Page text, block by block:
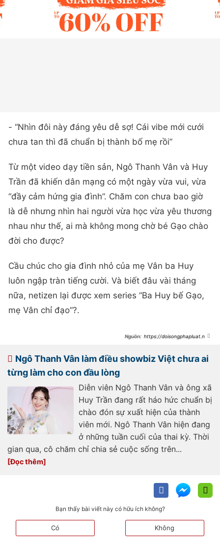
- “Nhìn đôi này đáng yêu dễ sợ! Cái vibe mới cưới
chưa tan thì đã chuẩn bị thành bố mẹ rồi”
Từ một video dạy tiền sản, Ngô Thanh Vân và Huy
Trần đã khiến dân mạng có một ngày vừa vui, vừa
“đầy cảm hứng gia đình”. Chăm con chưa bao giờ
là dễ nhưng nhìn hai người vừa học vừa yêu thương
nhau như thế, ai mà không mong chờ bé Gạo chào
đời cho được?
Cầu chúc cho gia đình nhỏ của mẹ Vân ba Huy
luôn ngập tràn tiếng cười. Và biết đâu vài tháng
nữa, netizen lại được xem series “Ba Huy bế Gạo,
mẹ Vân chỉ đạo”?.
https://doisongphapluat.ngu
a548038.html
Ngô Thanh Vân làm điều showbiz Việt chưa ai
từng làm cho con đầu lòng
Diễn viên Ngô Thanh Vân và ông xã
Huy Trần đang rất háo hức chuẩn bị
chào đón sự xuất hiện của thành
viên mới. Ngô Thanh Vân hiện đang
ở những tuần cuối của thai kỳ. Thời
gian qua, cô chăm chỉ chia sẻ cuộc sống trên...
Bạn thấy bài viết này có hữu ích không?
Có Không